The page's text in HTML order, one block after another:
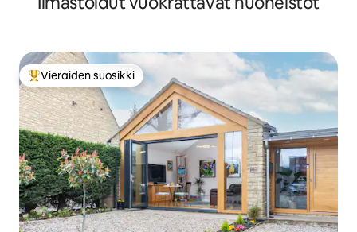
Vieraiden suosikkien parhaimmistoa
Vieraiden suosikki